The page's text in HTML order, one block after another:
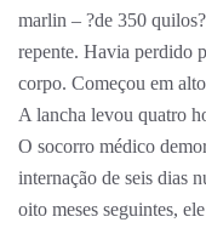
marlin – ?de 350
repente. Havia perdido
corpo. Começou em
A lancha levou quatro
O socorro médico
internação de seis dias
oito meses seguintes,